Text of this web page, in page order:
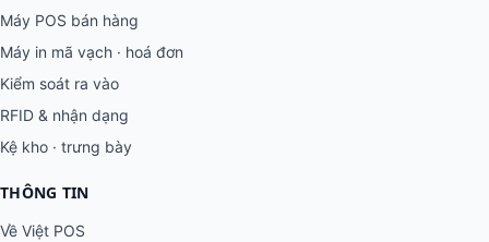
Máy POS bán hàng
Máy in mã vạch · hoá đơn
Kiểm soát ra vào
RFID & nhận dạng
Kệ kho · trưng bày
THÔNG TIN
Về Việt POS